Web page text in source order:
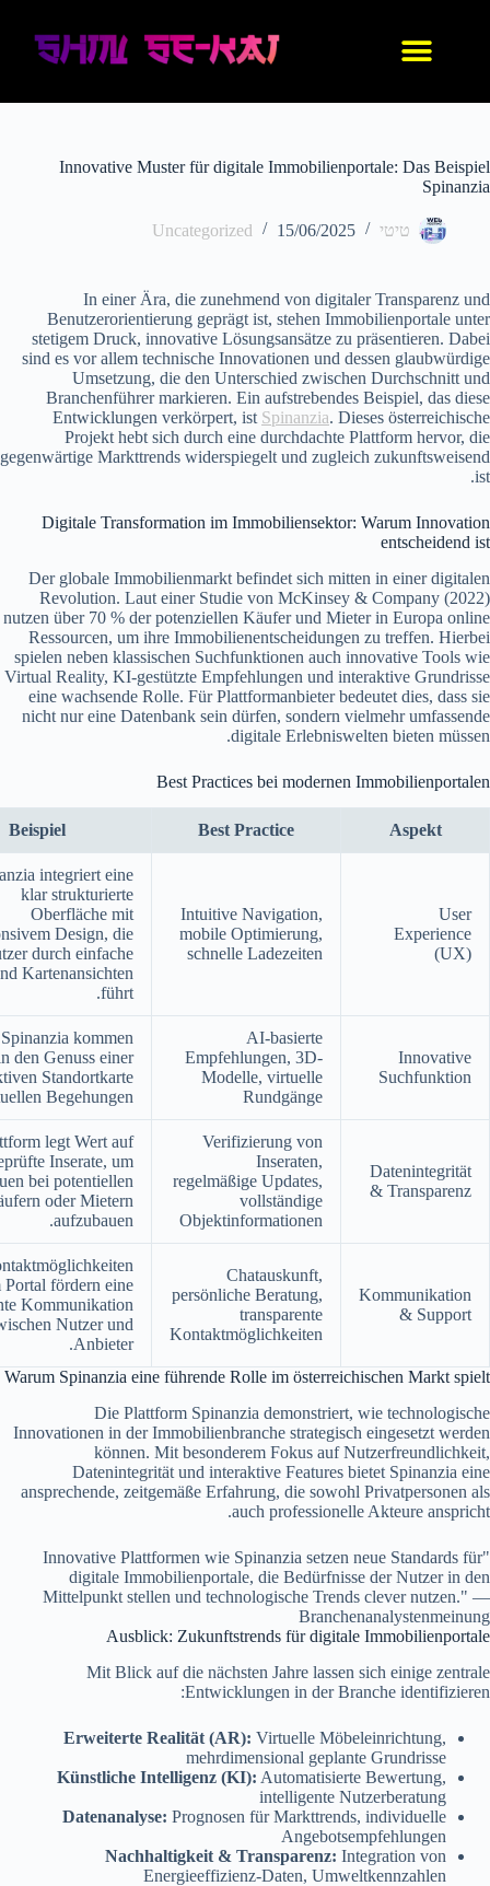
Innovative Muster für digitale Immobilienportale: Das Beispiel
Spinanzia
טיטי 15/06/2025
Uncategorized
In einer Ära, die zunehmend von digitaler Transparenz und
Benutzerorientierung geprägt ist, stehen Immobilienportale unter
stetigem Druck, innovative Lösungsansätze zu präsentieren. Dabei
sind es vor allem technische Innovationen und dessen glaubwürdige
Umsetzung, die den Unterschied zwischen Durchschnitt und
Branchenführer markieren. Ein aufstrebendes Beispiel, das diese
Entwicklungen verkörpert, ist Spinanzia. Dieses österreichische
Projekt hebt sich durch eine durchdachte Plattform hervor, die
gegenwärtige Markttrends widerspiegelt und zugleich zukunftsweisend
ist.
Digitale Transformation im Immobiliensektor: Warum Innovation
entscheidend ist
Der globale Immobilienmarkt befindet sich mitten in einer digitalen
Revolution. Laut einer Studie von McKinsey & Company (2022)
nutzen über 70 % der potenziellen Käufer und Mieter in Europa online
Ressourcen, um ihre Immobilienentscheidungen zu treffen. Hierbei
spielen neben klassischen Suchfunktionen auch innovative Tools wie
Virtual Reality, KI-gestützte Empfehlungen und interaktive Grundrisse
eine wachsende Rolle. Für Plattformanbieter bedeutet dies, dass sie
nicht nur eine Datenbank sein dürfen, sondern vielmehr umfassende
digitale Erlebniswelten bieten müssen.
Best Practices bei modernen Immobilienportalen
Aspekt
Best Practice
Beispiel
User
Experience
(UX)
Intuitive Navigation,
mobile Optimierung,
schnelle Ladezeiten
integriert eine
klar strukturierte
Oberfläche mit
Design, die
durch einfache
Kartenansichten
führt.
Innovative
Suchfunktion
AI-basierte
Empfehlungen, 3D-
Modelle, virtuelle
Rundgänge
kommen
den Genuss einer
Standortkarte
Begehungen.
Datenintegrität
& Transparenz
Verifizierung von
Inseraten,
regelmäßige Updates,
vollständige
Objektinformationen
legt Wert auf
Inserate, um
bei potentiellen
oder Mietern
aufzubauen.
Kommunikation
& Support
Chatauskunft,
persönliche Beratung,
transparente
Kontaktmöglichkeiten
Portal fördern eine
Kommunikation
Nutzer und
Anbieter.
Warum Spinanzia eine führende Rolle im österreichischen Markt spielt
Die Plattform Spinanzia demonstriert, wie technologische
Innovationen in der Immobilienbranche strategisch eingesetzt werden
können. Mit besonderem Fokus auf Nutzerfreundlichkeit,
Datenintegrität und interaktive Features bietet Spinanzia eine
ansprechende, zeitgemäße Erfahrung, die sowohl Privatpersonen als
auch professionelle Akteure anspricht.
"Innovative Plattformen wie Spinanzia setzen neue Standards für
digitale Immobilienportale, die Bedürfnisse der Nutzer in den
Mittelpunkt stellen und technologische Trends clever nutzen." —
Branchenanalystenmeinung
Ausblick: Zukunftstrends für digitale Immobilienportale
Mit Blick auf die nächsten Jahre lassen sich einige zentrale
Entwicklungen in der Branche identifizieren:
Erweiterte Realität (AR): Virtuelle Möbeleinrichtung,
mehrdimensional geplante Grundrisse
Künstliche Intelligenz (KI): Automatisierte Bewertung,
intelligente Nutzerberatung
Datenanalyse: Prognosen für Markttrends, individuelle
Angebotsempfehlungen
Nachhaltigkeit & Transparenz: Integration von
Energieeffizienz-Daten, Umweltkennzahlen